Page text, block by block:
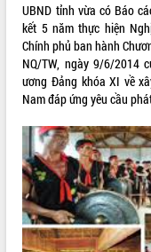
SỞ, BAN, NGÀNH
UBND CÁC XÃ, PHƯỜNG
THÔNG TIN CHỈ ĐẠO ĐIỀU
HỆ THỐNG VĂN BẢN
VĂN BẢN HĐND TỈNH
ĐIỂM TIN VĂN BẢN
QUY HOẠCH - KẾ HOẠCH
UBND tỉnh vừa có Báo
kết 5 năm thực hiện
Chính phủ ban hành
NQ/TW, ngày 9/6/2014
ương Đảng khóa XI về
Nam đáp ứng yêu cầu